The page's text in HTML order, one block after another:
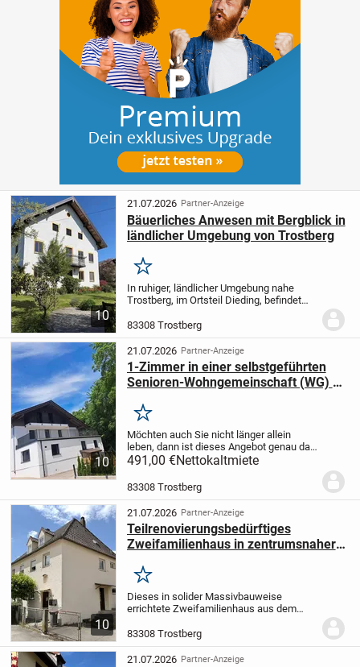
10
21.07.2026 Partner-Anzeige
Bäuerliches Anwesen mit Bergblick in
ländlicher Umgebung von Trostberg
Merken
In ruhiger, ländlicher Umgebung nahe
Trostberg, im Ortsteil Dieding, befindet
Anwesen mit einer großzügigen
Wohnfläche von ca. 268 m² sowie einer
zusätzlichen...
83308 Trostberg
10
21.07.2026 Partner-Anzeige
1-Zimmer in einer selbstgeführten
Senioren-Wohngemeinschaft (WG) zu
Merken
Möchten auch Sie nicht länger allein
leben, dann ist dieses Angebot genau das
richtige für Sie.Modernes Wohnen mit
Zimmer in einem vollständig sanierten...
491,00 €Nettokaltmiete
83308 Trostberg
10
21.07.2026 Partner-Anzeige
Teilrenovierungsbedürftiges
Zweifamilienhaus in zentrumsnaher
Ausbaupotential!
Merken
Dieses in solider Massivbauweise
errichtete Zweifamilienhaus aus dem
zentrumsnahen Lage von Trostberg.
Wohnhaus verfügt über zwei nahezu
identisch geschnittene...
83308 Trostberg
21.07.2026 Partner-Anzeige